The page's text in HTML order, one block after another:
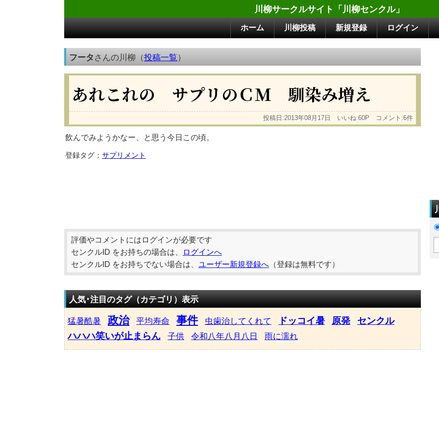
川柳サークルサイト「川柳センクル」
ホーム 川柳投稿 新規登録 ログイン
フータ さんの川柳（投稿一覧）
あれこれの サプリのＣＭ 馴染み増え
投稿日:2013年08月17日 いいね:60P コメント:6件
飲んでみようかなー、と思う今日この頃。
登録タグ： サプリメント
評価やコメントにはログインが必要です
センクルID をお持ちの場合は、
ログインへ
センクルID をお持ちでない場合は、 ユーザー新規登録へ （登録は無料です）
人気･注目のタグ（カテゴリ）表示
猛暑酷暑 政治 平均寿命 事件 虫歯治してくれて ドッコイ暑 原発
センクル
ハハハ笑いが止まらん
子供 令和八年八月八日 雨に濡れ